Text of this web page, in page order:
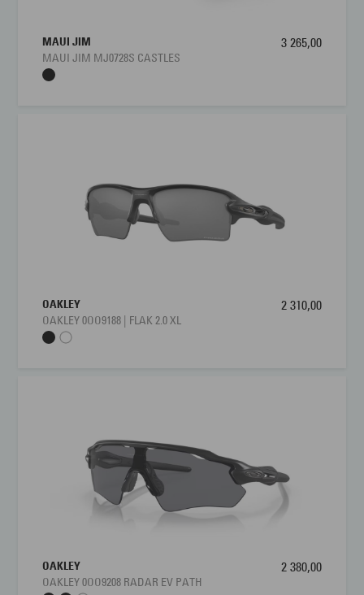
MAUI JIM
MAUI JIM MJ0728S CASTLES
3 265,00
OAKLEY
OAKLEY 0OO9188 | FLAK 2.0 XL
2 310,00
OAKLEY
OAKLEY 0OO9208 RADAR EV PATH
2 380,00